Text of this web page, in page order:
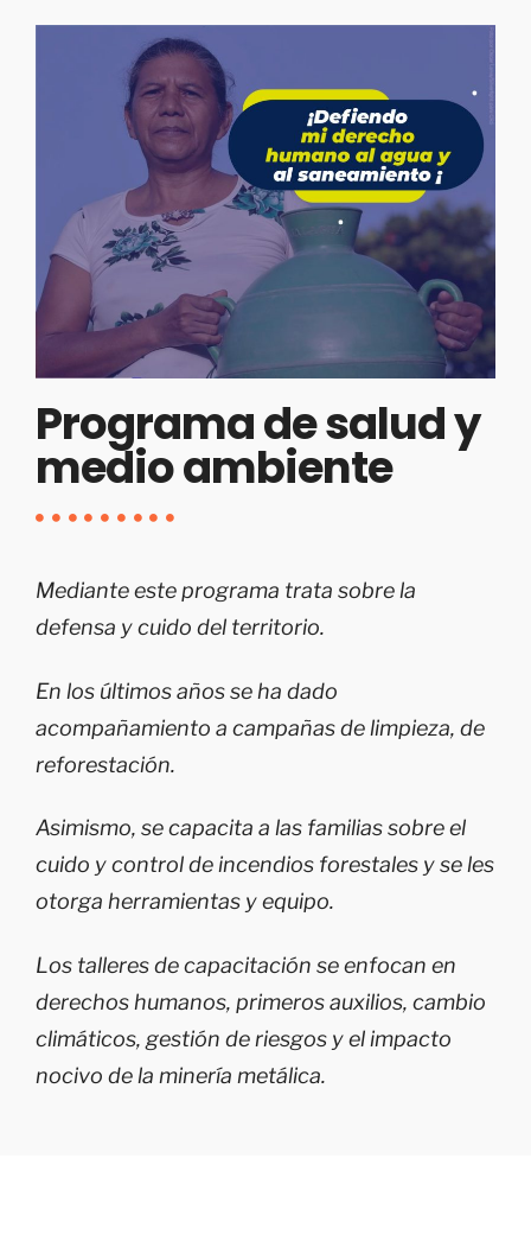
Programa de salud y
medio ambiente
Mediante este programa trata sobre la
defensa y cuido del territorio.
En los últimos años se ha dado
acompañamiento a campañas de limpieza, de
reforestación.
Asimismo, se capacita a las familias sobre el
cuido y control de incendios forestales y se les
otorga herramientas y equipo.
Los talleres de capacitación se enfocan en
derechos humanos, primeros auxilios, cambio
climáticos, gestión de riesgos y el impacto
nocivo de la minería metálica.